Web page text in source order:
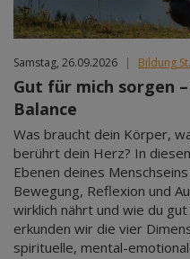
Samstag, 26.09.2026 | Bildung
Gut für mich sorgen
Balance
Was braucht dein Körper,
berührt dein Herz? In
Ebenen deines
Bewegung, Reflexion und
wirklich nährt und wie du
erkunden wir die vier
spirituelle, mental-